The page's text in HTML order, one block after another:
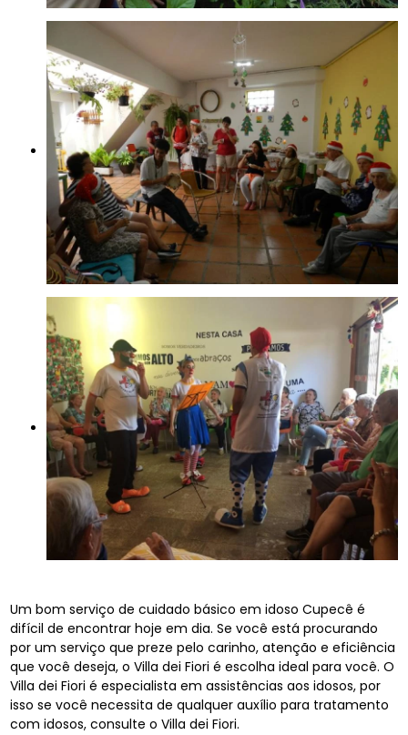
Um bom serviço de cuidado básico em idoso Cupecê é
difícil de encontrar hoje em dia. Se você está procurando
por um serviço que preze pelo carinho, atenção e eficiência
que você deseja, o Villa dei Fiori é escolha ideal para você. O
Villa dei Fiori é especialista em assistências aos idosos, por
isso se você necessita de qualquer auxílio para tratamento
com idosos, consulte o Villa dei Fiori.